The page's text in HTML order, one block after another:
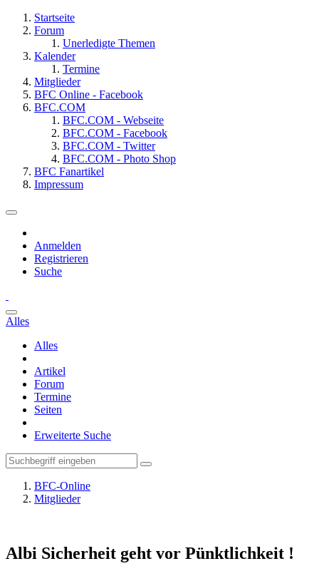
Startseite
Forum
Unerledigte Themen
Kalender
Termine
Mitglieder
BFC Online - Facebook
BFC.COM
BFC.COM - Webseite
BFC.COM - Facebook
BFC.COM - Twitter
BFC.COM - Photo Shop
BFC Fanartikel
Impressum
Anmelden
Registrieren
Suche
Alles
Alles
Artikel
Forum
Termine
Seiten
Erweiterte Suche
BFC-Online
Mitglieder
Albi Sicherheit geht vor Pünktlichkeit !